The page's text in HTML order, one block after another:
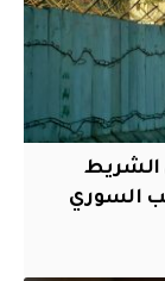
الشريط
السوري